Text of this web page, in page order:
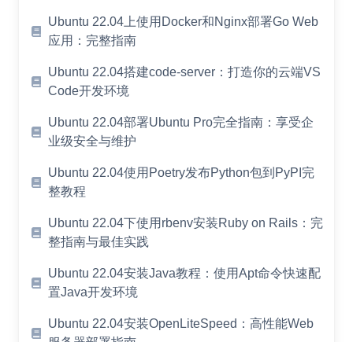
Ubuntu 22.04上使用Docker和Nginx部署Go Web
应用：完整指南
Ubuntu 22.04搭建code-server：打造你的云端VS
Code开发环境
Ubuntu 22.04部署Ubuntu Pro完全指南：享受企
业级安全与维护
Ubuntu 22.04使用Poetry发布Python包到PyPI完
整教程
Ubuntu 22.04下使用rbenv安装Ruby on Rails：完
整指南与最佳实践
Ubuntu 22.04安装Java教程：使用Apt命令快速配
置Java开发环境
Ubuntu 22.04安装OpenLiteSpeed：高性能Web